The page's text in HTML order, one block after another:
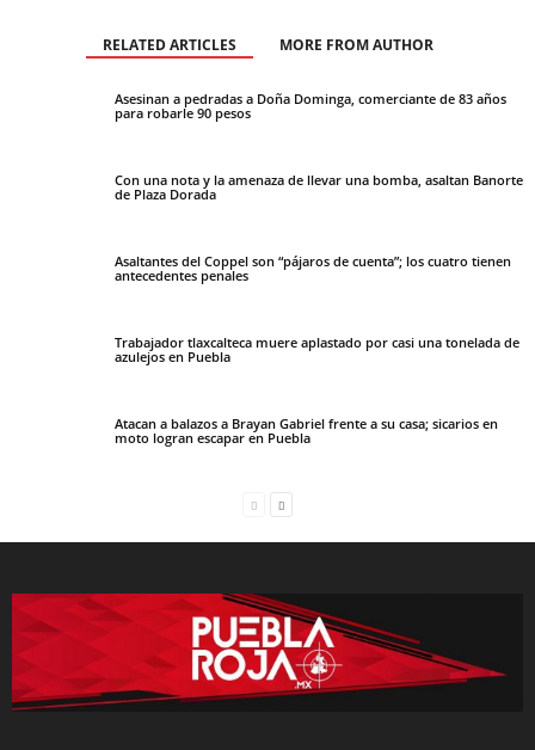
RELATED ARTICLES MORE FROM AUTHOR
Asesinan a pedradas a Doña Dominga, comerciante de 83 años
para robarle 90 pesos
Con una nota y la amenaza de llevar una bomba, asaltan Banorte
de Plaza Dorada
Asaltantes del Coppel son “pájaros de cuenta”; los cuatro tienen
antecedentes penales
Trabajador tlaxcalteca muere aplastado por casi una tonelada de
azulejos en Puebla
Atacan a balazos a Brayan Gabriel frente a su casa; sicarios en
moto logran escapar en Puebla